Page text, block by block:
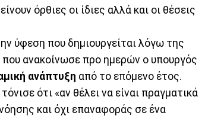
όρθιες οι ίδιες αλλά και οι θέσεις
ύφεση που δημιουργείται λόγω της
που ανακοίνωσε προ ημερών ο υπουργός
ανάπτυξη από το επόμενο έτος.
ότι «αν θέλει να είναι πραγματικά
και όχι επαναφοράς σε ένα